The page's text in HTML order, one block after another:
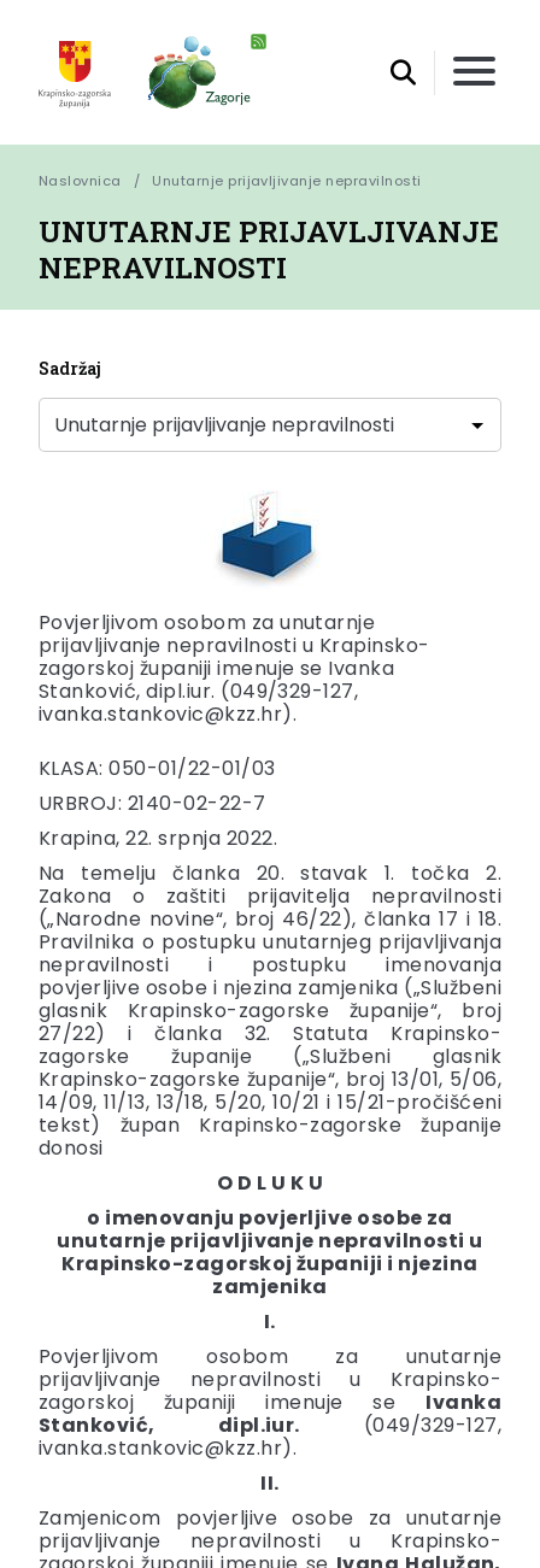
Naslovnica Unutarnje prijavljivanje nepravilnosti
UNUTARNJE PRIJAVLJIVANJE
NEPRAVILNOSTI
Sadržaj
Povjerljivom osobom za unutarnje
prijavljivanje nepravilnosti u Krapinsko-
zagorskoj županiji imenuje se Ivanka
Stanković, dipl.iur. (049/329-127,
ivanka.stankovic@kzz.hr).
KLASA: 050-01/22-01/03
URBROJ: 2140-02-22-7
Krapina, 22. srpnja 2022.
Na temelju članka 20. stavak 1. točka 2.
Zakona o zaštiti prijavitelja nepravilnosti
(„Narodne novine“, broj 46/22), članka 17 i 18.
Pravilnika o postupku unutarnjeg prijavljivanja
nepravilnosti i postupku imenovanja
povjerljive osobe i njezina zamjenika („Službeni
glasnik Krapinsko-zagorske županije“, broj
27/22) i članka 32. Statuta Krapinsko-
zagorske županije („Službeni glasnik
Krapinsko-zagorske županije“, broj 13/01, 5/06,
14/09, 11/13, 13/18, 5/20, 10/21 i 15/21-pročišćeni
tekst) župan Krapinsko-zagorske županije
donosi
O D L U K U
o imenovanju povjerljive osobe za
unutarnje prijavljivanje nepravilnosti u
Krapinsko-zagorskoj županiji i njezina
zamjenika
I.
Povjerljivom osobom za unutarnje
prijavljivanje nepravilnosti u Krapinsko-
zagorskoj županiji imenuje se Ivanka
Stanković, dipl.iur. (049/329-127,
ivanka.stankovic@kzz.hr).
II.
Zamjenicom povjerljive osobe za unutarnje
prijavljivanje nepravilnosti u Krapinsko-